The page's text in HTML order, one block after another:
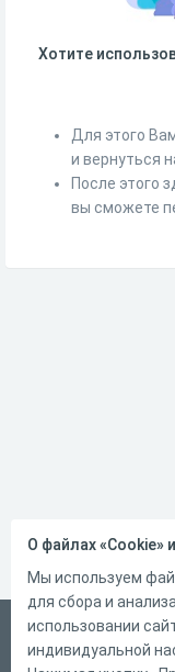
Хотите
Для этого
и вернуться
После этого
вы сможете
Беларускі
О файлах «Cookie»
Мы используем
для сбора и
использовании
индивидуальной